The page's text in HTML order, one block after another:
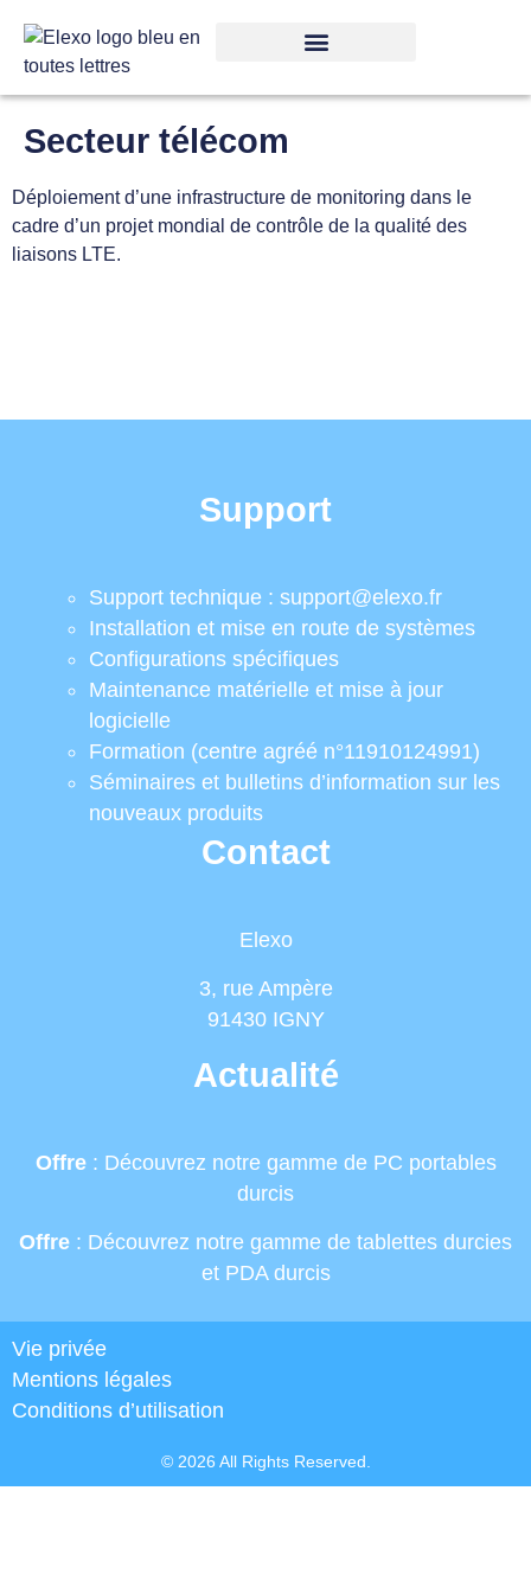
Secteur télécom
Déploiement d’une infrastructure de monitoring dans le
cadre d’un projet mondial de contrôle de la qualité des
liaisons LTE.
Support
Support technique : support@elexo.fr
Installation et mise en route de systèmes
Configurations spécifiques
Maintenance matérielle et mise à jour
logicielle
Formation (centre agréé n°11910124991)
Séminaires et bulletins d’information sur les
nouveaux produits
Contact
Elexo
3, rue Ampère
91430 IGNY
Actualité
Offre: Découvrez notre gamme de PC portables
durcis
Offre : Découvrez notre gamme de tablettes durcies
et PDA durcis
Vie privée
Mentions légales
Conditions d’utilisation
© 2026 All Rights Reserved.